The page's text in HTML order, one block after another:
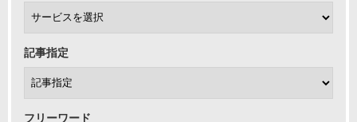
記事指定
フリーワード